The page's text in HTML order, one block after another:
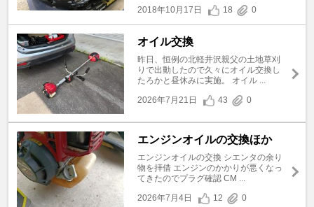
2018年10月17日
18 0
オイル交換
昨日、恒例の北軽井沢親父の土地草刈
りで出動したので久々にオイル交換し
たろかと昼休みに実施。 オイル ...
2026年7月21日
43 0
エンジンオイルの交換ほか
エンジンオイルの交換 シエンタの余り
物を拝借 エンジンのかかりが悪くなっ
てきたのでプラグ確認 CM ...
2026年7月4日
12 0